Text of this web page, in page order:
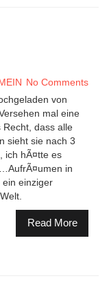
No Comments
von
mal eine
Recht, dass alle
sieht sie nach 3
ich hÃ¤tte es
in
einziger
Read More